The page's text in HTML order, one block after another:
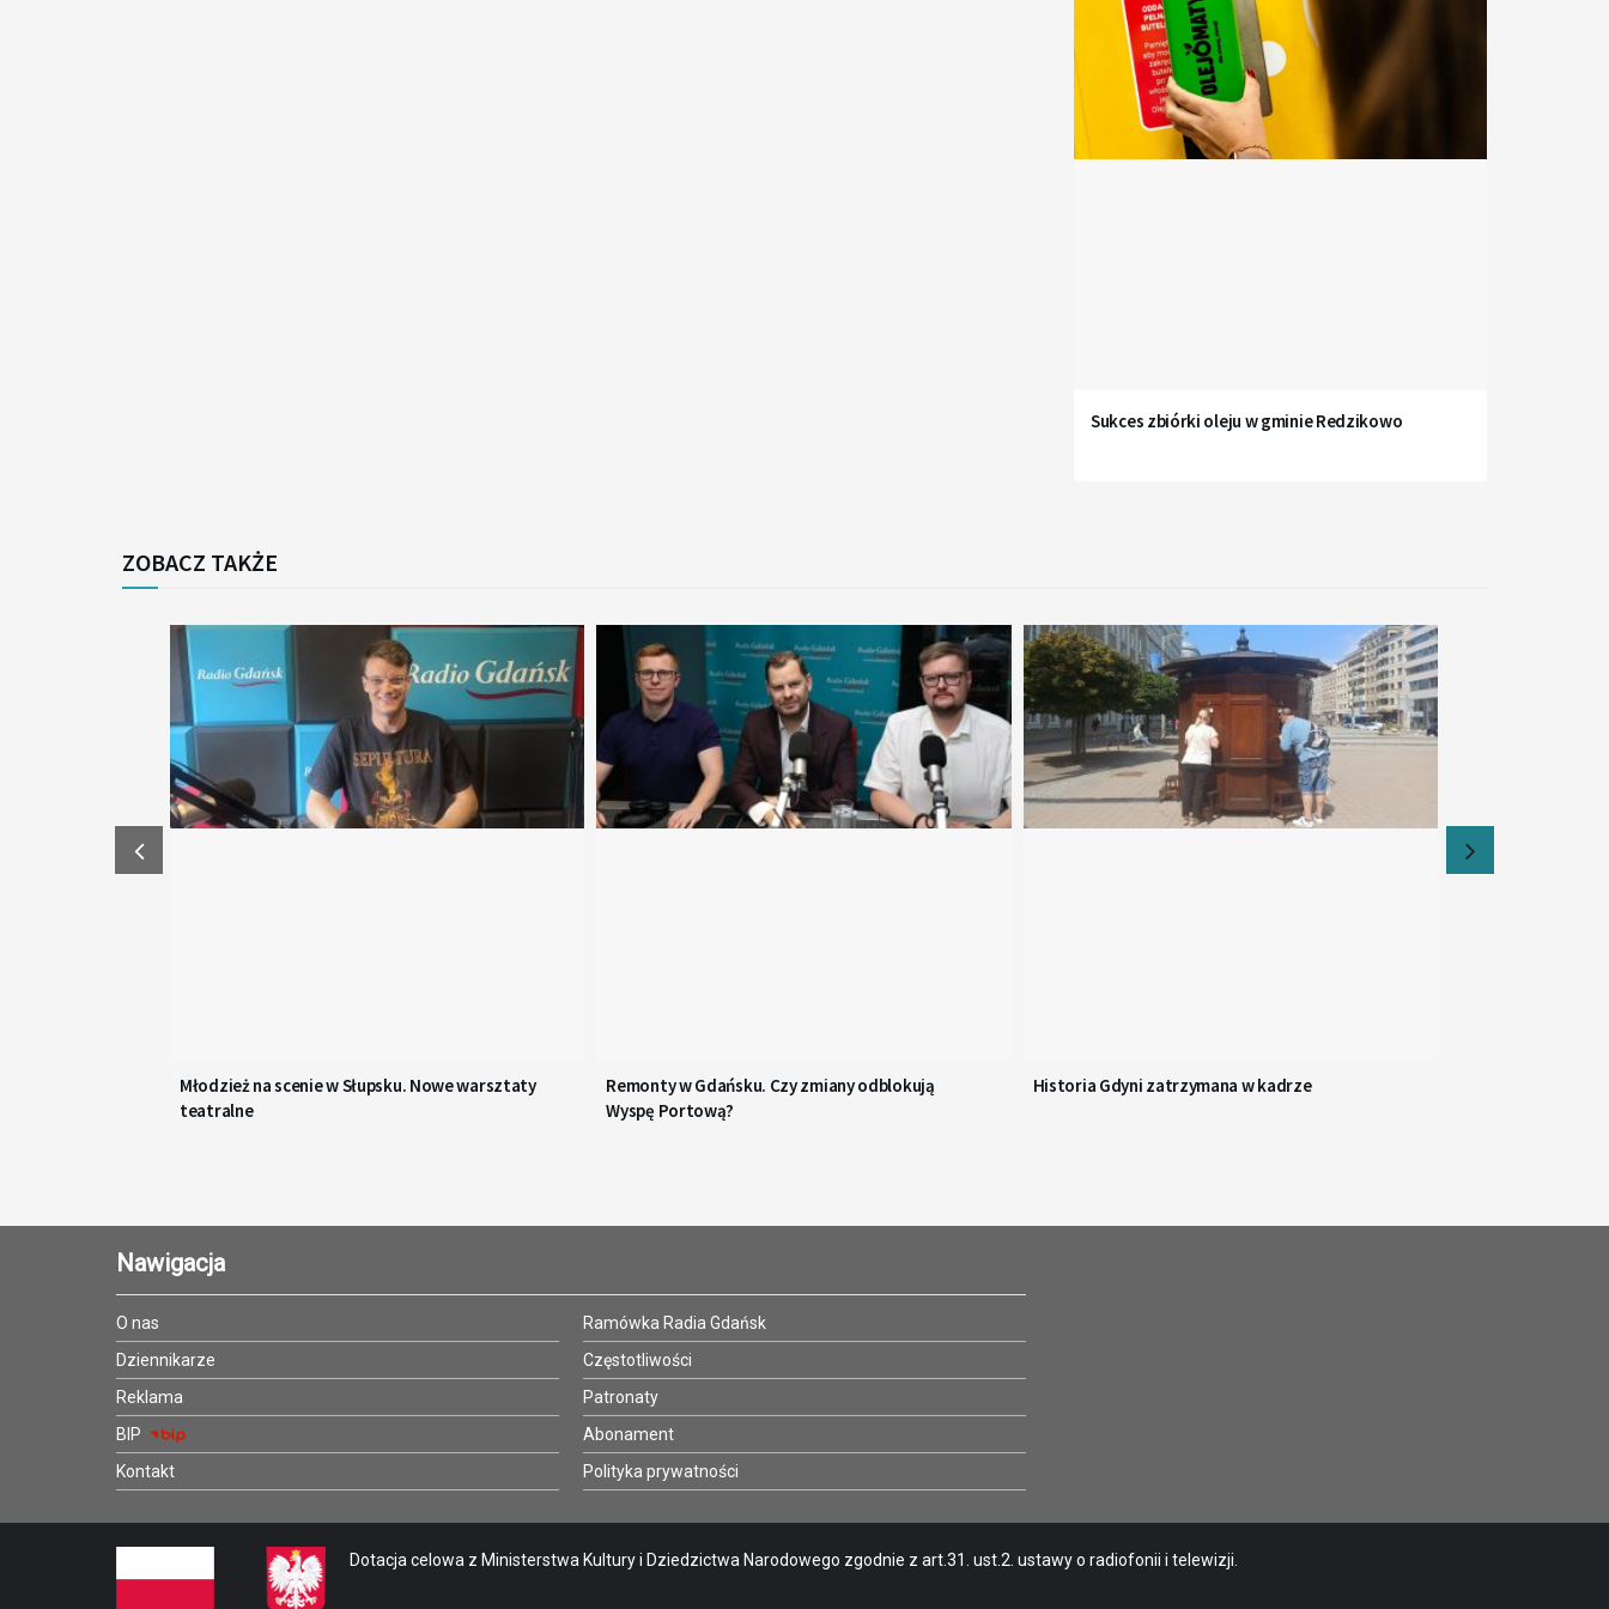
Sukces zbiórki oleju w gminie Redzikowo
ZOBACZ TAKŻE
Młodzież na scenie w Słupsku. Nowe warsztaty
teatralne
Remonty w Gdańsku. Czy zmiany odblokują
Wyspę Portową?
Historia Gdyni zatrzymana w kadrze
Nawigacja
O nas
Dziennikarze
Reklama
BIP
Kontakt
Ramówka Radia Gdańsk
Częstotliwości
Patronaty
Abonament
Polityka prywatności
Dotacja celowa z Ministerstwa Kultury i Dziedzictwa Narodowego zgodnie z art.31. ust.2. ustawy o radiofonii i telewizji.